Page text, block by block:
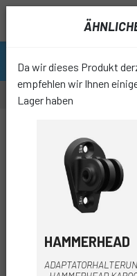
Da wir dieses Produkt
empfehlen wir Ihnen
Lager haben
HAMMERHEAD